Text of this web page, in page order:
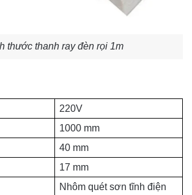
thước thanh ray đèn rọi 1m
220V
1000 mm
40 mm
17 mm
Nhôm quét sơn tĩnh điện